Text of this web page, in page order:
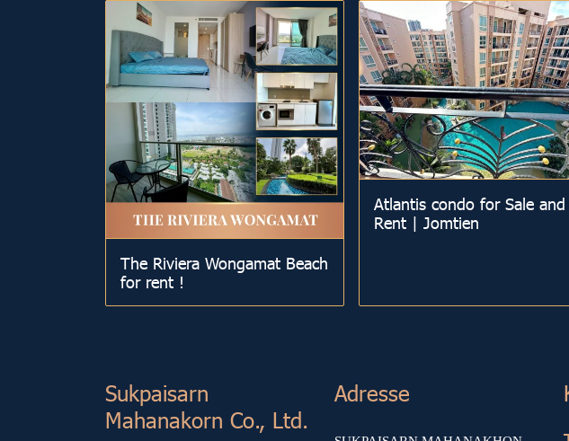
The Riviera Wongamat Beach
for rent !
Atlantis condo for Sale and
Rent | Jomtien
Sukp aisarn
Mahanakorn Co., Ltd.
Adresse